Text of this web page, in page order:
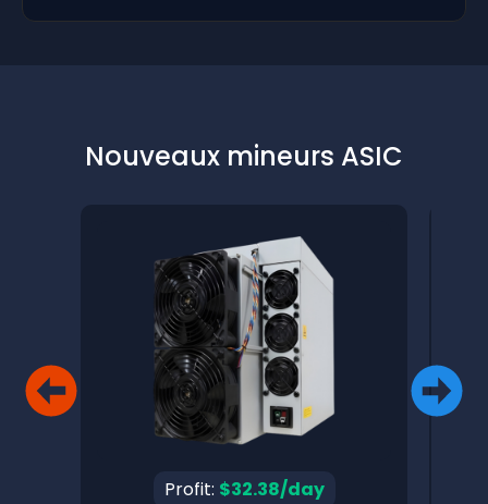
Nouveaux mineurs ASIC
Profit: $32.38/day